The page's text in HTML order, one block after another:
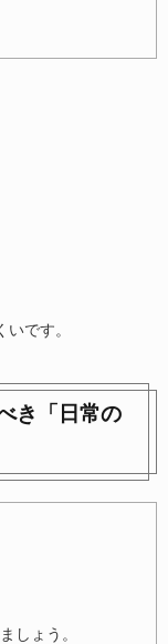
です。
き「日常の
しょう。